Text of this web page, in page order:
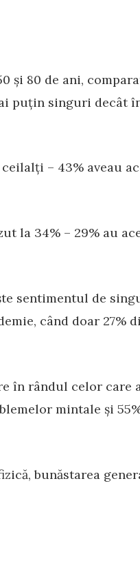
și 80 de ani,
puțin singuri decât
– 43% aveau
la 34% – 29% au
sentimentul de
când doar 27%
în rândul celor care
mintale și
bunăstarea